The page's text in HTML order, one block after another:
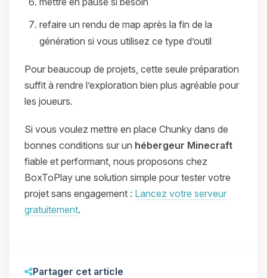
refaire un rendu de map après la fin de la
génération si vous utilisez ce type d’outil
Pour beaucoup de projets, cette seule préparation
suffit à rendre l’exploration bien plus agréable pour
les joueurs.
Si vous voulez mettre en place Chunky dans de
bonnes conditions sur un hébergeur Minecraft
fiable et performant, nous proposons chez
BoxToPlay une solution simple pour tester votre
projet sans engagement : Lancez votre serveur
gratuitement.
Partager cet article